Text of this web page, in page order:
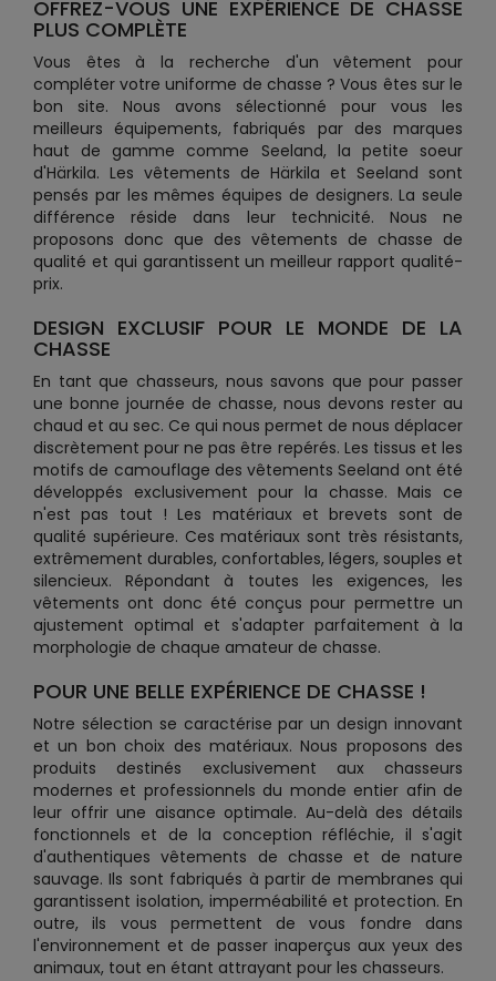
OFFREZ-VOUS UNE EXPÉRIENCE DE CHASSE
PLUS COMPLÈTE
Vous êtes à la recherche d'un vêtement pour
compléter votre uniforme de chasse ? Vous êtes sur le
bon site. Nous avons sélectionné pour vous les
meilleurs équipements, fabriqués par des marques
haut de gamme comme Seeland, la petite soeur
d'Härkila. Les vêtements de Härkila et Seeland sont
pensés par les mêmes équipes de designers. La seule
différence réside dans leur technicité. Nous ne
proposons donc que des vêtements de chasse de
qualité et qui garantissent un meilleur rapport qualité-
prix.
DESIGN EXCLUSIF POUR LE MONDE DE LA
CHASSE
En tant que chasseurs, nous savons que pour passer
une bonne journée de chasse, nous devons rester au
chaud et au sec. Ce qui nous permet de nous déplacer
discrètement pour ne pas être repérés. Les tissus et les
motifs de camouflage des vêtements Seeland ont été
développés exclusivement pour la chasse. Mais ce
n'est pas tout ! Les matériaux et brevets sont de
qualité supérieure. Ces matériaux sont très résistants,
extrêmement durables, confortables, légers, souples et
silencieux. Répondant à toutes les exigences, les
vêtements ont donc été conçus pour permettre un
ajustement optimal et s'adapter parfaitement à la
morphologie de chaque amateur de chasse.
POUR UNE BELLE EXPÉRIENCE DE CHASSE !
Notre sélection se caractérise par un design innovant
et un bon choix des matériaux. Nous proposons des
produits destinés exclusivement aux chasseurs
modernes et professionnels du monde entier afin de
leur offrir une aisance optimale. Au-delà des détails
fonctionnels et de la conception réfléchie, il s'agit
d'authentiques vêtements de chasse et de nature
sauvage. Ils sont fabriqués à partir de membranes qui
garantissent isolation, imperméabilité et protection. En
outre, ils vous permettent de vous fondre dans
l'environnement et de passer inaperçus aux yeux des
animaux, tout en étant attrayant pour les chasseurs.